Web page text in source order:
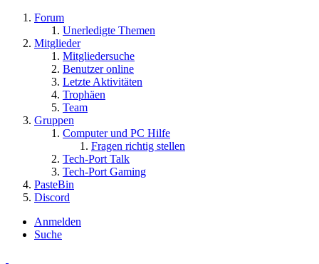
Forum
Unerledigte Themen
Mitglieder
Mitgliedersuche
Benutzer online
Letzte Aktivitäten
Trophäen
Team
Gruppen
Computer und PC Hilfe
Fragen richtig stellen
Tech-Port Talk
Tech-Port Gaming
PasteBin
Discord
Anmelden
Suche